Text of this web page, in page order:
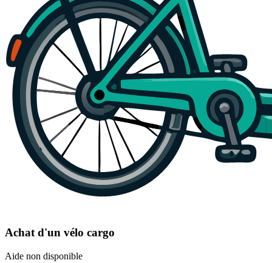
Achat d'un vélo cargo
Aide non disponible